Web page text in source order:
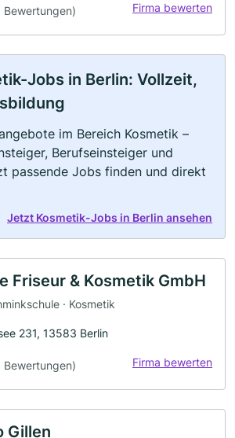
Bewertungen) Firma bewerten
Jobs in Berlin: Vollzeit,
im Bereich Kosmetik –
Berufseinsteiger und
passende Jobs finden und direkt
Jetzt Kosmetik-Jobs in Berlin ansehen
Friseur & Kosmetik GmbH
· Kosmetik
231, 13583 Berlin
Bewertungen) Firma bewerten
Gillen